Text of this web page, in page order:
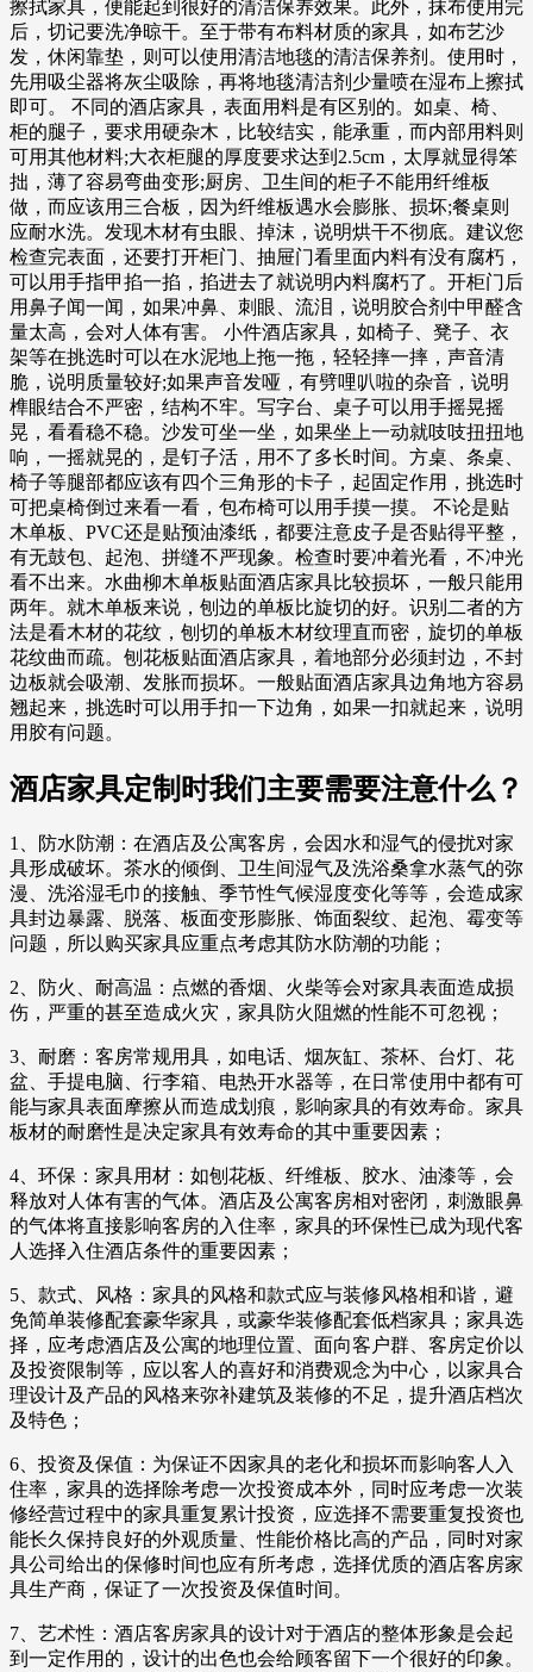
擦拭家具，便能起到很好的清洁保养效果。此外，抹布使用完
后，切记要洗净晾干。至于带有布料材质的家具，如布艺沙
发，休闲靠垫，则可以使用清洁地毯的清洁保养剂。使用时，
先用吸尘器将灰尘吸除，再将地毯清洁剂少量喷在湿布上擦拭
即可。 不同的酒店家具，表面用料是有区别的。如桌、椅、
柜的腿子，要求用硬杂木，比较结实，能承重，而内部用料则
可用其他材料;大衣柜腿的厚度要求达到2.5cm，太厚就显得笨
拙，薄了容易弯曲变形;厨房、卫生间的柜子不能用纤维板
做，而应该用三合板，因为纤维板遇水会膨胀、损坏;餐桌则
应耐水洗。发现木材有虫眼、掉沫，说明烘干不彻底。建议您
检查完表面，还要打开柜门、抽屉门看里面内料有没有腐朽，
可以用手指甲掐一掐，掐进去了就说明内料腐朽了。开柜门后
用鼻子闻一闻，如果冲鼻、刺眼、流泪，说明胶合剂中甲醛含
量太高，会对人体有害。 小件酒店家具，如椅子、凳子、衣
架等在挑选时可以在水泥地上拖一拖，轻轻摔一摔，声音清
脆，说明质量较好;如果声音发哑，有劈哩叭啦的杂音，说明
榫眼结合不严密，结构不牢。写字台、桌子可以用手摇晃摇
晃，看看稳不稳。沙发可坐一坐，如果坐上一动就吱吱扭扭地
响，一摇就晃的，是钉子活，用不了多长时间。方桌、条桌、
椅子等腿部都应该有四个三角形的卡子，起固定作用，挑选时
可把桌椅倒过来看一看，包布椅可以用手摸一摸。 不论是贴
木单板、PVC还是贴预油漆纸，都要注意皮子是否贴得平整，
有无鼓包、起泡、拼缝不严现象。检查时要冲着光看，不冲光
看不出来。水曲柳木单板贴面酒店家具比较损坏，一般只能用
两年。就木单板来说，刨边的单板比旋切的好。识别二者的方
法是看木材的花纹，刨切的单板木材纹理直而密，旋切的单板
花纹曲而疏。刨花板贴面酒店家具，着地部分必须封边，不封
边板就会吸潮、发胀而损坏。一般贴面酒店家具边角地方容易
翘起来，挑选时可以用手扣一下边角，如果一扣就起来，说明
用胶有问题。
酒店家具定制时我们主要需要注意什么？
1、防水防潮：在酒店及公寓客房，会因水和湿气的侵扰对家
具形成破坏。茶水的倾倒、卫生间湿气及洗浴桑拿水蒸气的弥
漫、洗浴湿毛巾的接触、季节性气候湿度变化等等，会造成家
具封边暴露、脱落、板面变形膨胀、饰面裂纹、起泡、霉变等
问题，所以购买家具应重点考虑其防水防潮的功能；
2、防火、耐高温：点燃的香烟、火柴等会对家具表面造成损
伤，严重的甚至造成火灾，家具防火阻燃的性能不可忽视；
3、耐磨：客房常规用具，如电话、烟灰缸、茶杯、台灯、花
盆、手提电脑、行李箱、电热开水器等，在日常使用中都有可
能与家具表面摩擦从而造成划痕，影响家具的有效寿命。家具
板材的耐磨性是决定家具有效寿命的其中重要因素；
4、环保：家具用材：如刨花板、纤维板、胶水、油漆等，会
释放对人体有害的气体。酒店及公寓客房相对密闭，刺激眼鼻
的气体将直接影响客房的入住率，家具的环保性已成为现代客
人选择入住酒店条件的重要因素；
5、款式、风格：家具的风格和款式应与装修风格相和谐，避
免简单装修配套豪华家具，或豪华装修配套低档家具；家具选
择，应考虑酒店及公寓的地理位置、面向客户群、客房定价以
及投资限制等，应以客人的喜好和消费观念为中心，以家具合
理设计及产品的风格来弥补建筑及装修的不足，提升酒店档次
及特色；
6、投资及保值：为保证不因家具的老化和损坏而影响客人入
住率，家具的选择除考虑一次投资成本外，同时应考虑一次装
修经营过程中的家具重复累计投资，应选择不需要重复投资也
能长久保持良好的外观质量、性能价格比高的产品，同时对家
具公司给出的保修时间也应有所考虑，选择优质的酒店客房家
具生产商，保证了一次投资及保值时间。
7、艺术性：酒店客房家具的设计对于酒店的整体形象是会起
到一定作用的，设计的出色也会给顾客留下一个很好的印象。